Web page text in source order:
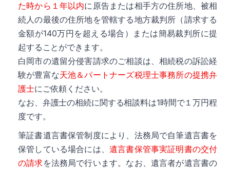
た時から１年以内に原告または相手方の住所地、被相
続人の最後の住所地を管轄する地方裁判所（請求する
金額が140万円を超える場合）または簡易裁判所に提
起することができます。
白岡市の遺留分侵害請求のご相談は、相続税の訴訟経
験が豊富な天池＆パートナーズ税理士事務所の提携弁
護士にご依頼ください。
なお、弁護士の相続に関する相談料は1時間で１万円程
度です。
筆証書遺言書保管制度により、法務局で自筆遺言書を
保管している場合には、 遺言書保管事実証明書の交付
の請求を法務局で行います。なお、遺言者が遺言書の
詳細
詳細